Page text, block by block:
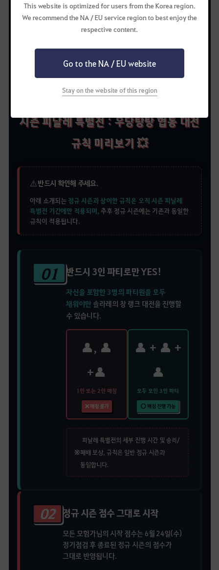
This website is optimized for users from the Korea region.
We recommend the NA / EU service region to best enjoy the
respective content.
Go to the NA / EU website
Stay on the website of this region
시즌 피날레 특별전 : 우당탕탕 협동 대전
규칙 미리보기 💥
⚠️반드시 확인해 주세요.
아래 소개되는 정규 시즌과 상이한 규칙은 오직 시즌 피날레
특별전 기간에만 적용되며, 추후 정규 시즌에는 기존과 동일한
규칙이 적용됩니다.
01 반드시 3인 파티로만 YES!
자신을 포함한 3명의 파티원을 모두
채워야만 솔라레의 창 랭크 대전을 진행할
수 있습니다.
👤, 👤
+👤
1인 또는 2인 매칭
❌ 매칭 불가
👤 + 👤 +
👤
모두 모인 3인 파티
⭕ 매칭 진행 가능
※
피날레 특별전의 세부 진행 시간 및 승리/
패배 보상, 규칙은 일반 정규 시즌과
동일합니다.
02 정규 시즌 점수 그대로 시작
모든 모험가님의 시작 점수는 6월 24일(수)
정기점검 후 종료된 정규 시즌의 점수가
그대로 반영됩니다.